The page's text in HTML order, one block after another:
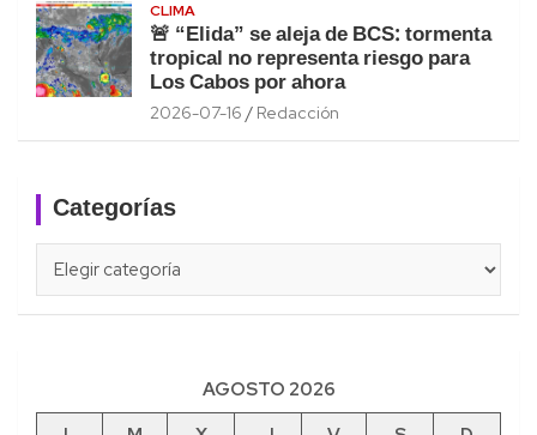
CLIMA
🚨 “Elida” se aleja de BCS: tormenta
tropical no representa riesgo para
Los Cabos por ahora
2026-07-16 Redacción
Categorías
AGOSTO 2026